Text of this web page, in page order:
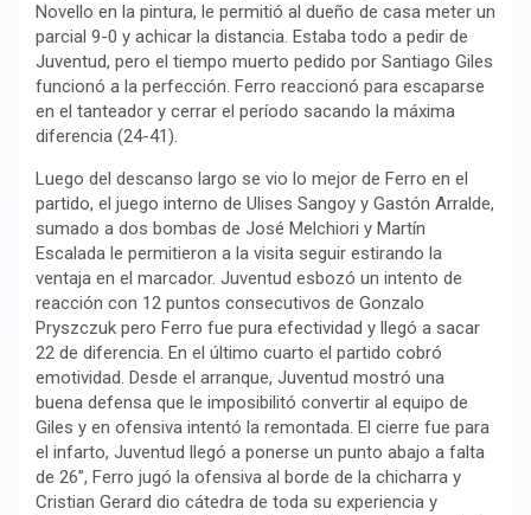
Novello en la pintura, le permitió al dueño de casa meter un
parcial 9-0 y achicar la distancia. Estaba todo a pedir de
Juventud, pero el tiempo muerto pedido por Santiago Giles
funcionó a la perfección. Ferro reaccionó para escaparse
en el tanteador y cerrar el período sacando la máxima
diferencia (24-41).
Luego del descanso largo se vio lo mejor de Ferro en el
partido, el juego interno de Ulises Sangoy y Gastón Arralde,
sumado a dos bombas de José Melchiori y Martín
Escalada le permitieron a la visita seguir estirando la
ventaja en el marcador. Juventud esbozó un intento de
reacción con 12 puntos consecutivos de Gonzalo
Pryszczuk pero Ferro fue pura efectividad y llegó a sacar
22 de diferencia. En el último cuarto el partido cobró
emotividad. Desde el arranque, Juventud mostró una
buena defensa que le imposibilitó convertir al equipo de
Giles y en ofensiva intentó la remontada. El cierre fue para
el infarto, Juventud llegó a ponerse un punto abajo a falta
de 26”, Ferro jugó la ofensiva al borde de la chicharra y
Cristian Gerard dio cátedra de toda su experiencia y